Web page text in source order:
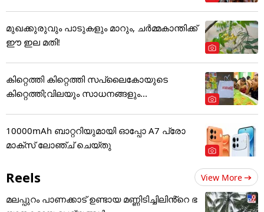
മുഖക്കുരുവും പാടുകളും മാറും, ചർമ്മകാന്തിക്ക്
ഈ ഇല മതി!
കിറ്റെത്തി കിറ്റെത്തി സപ്ലൈകോയുടെ
കിറ്റെത്തി;വിലയും സാധനങ്ങളും...
10000mAh ബാറ്ററിയുമായി ഓപ്പോ A7 പ്രോ
മാക്സ് ലോഞ്ച് ചെയ്തു
Reels View More
മലപ്പുറം പാണക്കാട് ഉണ്ടായ മണ്ണിടിച്ചിലിൻ്റെ ഭ